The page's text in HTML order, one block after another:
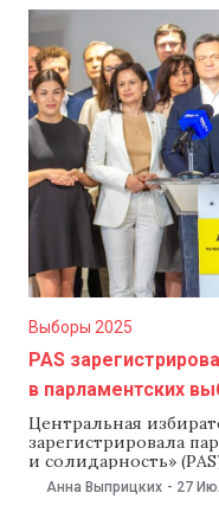
термометров
ожидается около
Бельцах
Выборы 2025
PAS
в парламентских
Центральная
зарегистрировала
и солидарность»
выборах. Решение
27 июля.Комиссия
Анна Выприцких - 27